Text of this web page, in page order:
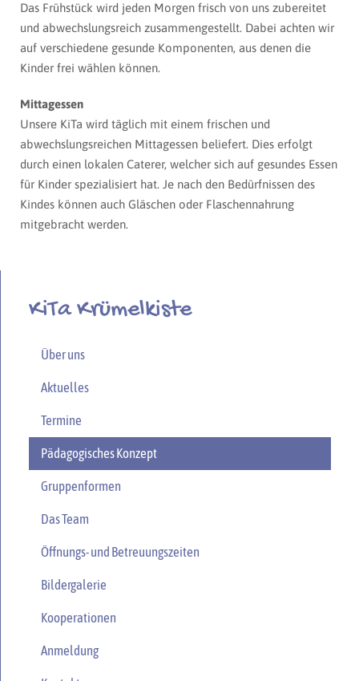
Das Frühstück wird jeden Morgen frisch von uns zubereitet
und abwechslungsreich zusammengestellt. Dabei achten wir
auf verschiedene gesunde Komponenten, aus denen die
Kinder frei wählen können.
Mittagessen
Unsere KiTa wird täglich mit einem frischen und
abwechslungsreichen Mittagessen beliefert. Dies erfolgt
durch einen lokalen Caterer, welcher sich auf gesundes Essen
für Kinder spezialisiert hat. Je nach den Bedürfnissen des
Kindes können auch Gläschen oder Flaschennahrung
mitgebracht werden.
KiTa Krümelkiste
Über uns
Aktuelles
Termine
Pädagogisches Konzept
Gruppenformen
Das Team
Öffnungs- und Betreuungszeiten
Bildergalerie
Kooperationen
Anmeldung